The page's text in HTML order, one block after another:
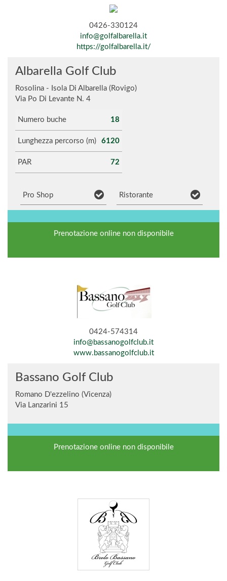
0426-330124
info@golfalbarella.it
https://golfalbarella.it/
Albarella Golf Club
Rosolina - Isola Di Albarella (Rovigo)
Via Po Di Levante N. 4
Numero buche 18
Lunghezza percorso (m) 6120
PAR 72
Pro Shop Ristorante
Prenotazione online non disponibile
0424-574314
info@bassanogolfclub.it
www.bassanogolfclub.it
Bassano Golf Club
Romano D'ezzelino (Vicenza)
Via Lanzarini 15
Prenotazione online non disponibile